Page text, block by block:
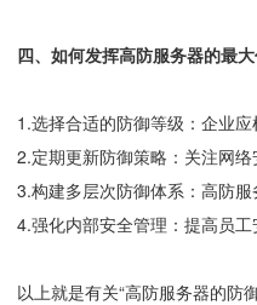
四、如何发挥高防服务器的最
1.选择合适的防御等级：企业
2.定期更新防御策略：关注网
3.构建多层次防御体系：高防
4.强化内部安全管理：提高员
以上就是有关“高防服务器的防